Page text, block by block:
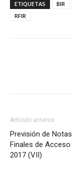
ETIQUETAS BIR
RFIR
Artículo anterior
Previsión de
Finales de Acceso
2017 (VII)